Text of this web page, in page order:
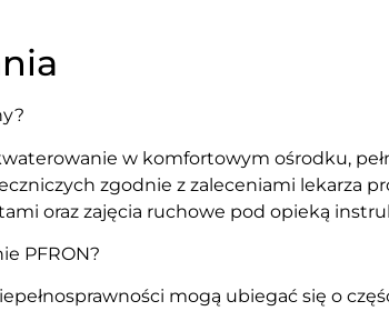
w komfortowym ośrodku,
zgodnie z zaleceniami lekarza
oraz zajęcia ruchowe pod opieką
PFRON?
mogą ubiegać się o